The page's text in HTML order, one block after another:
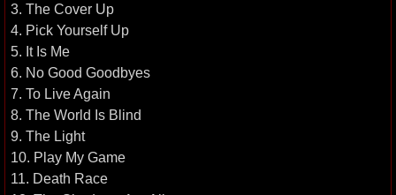
3. The Cover Up
4. Pick Yourself Up
5. It Is Me
6. No Good Goodbyes
7. To Live Again
8. The World Is Blind
9. The Light
10. Play My Game
11. Death Race